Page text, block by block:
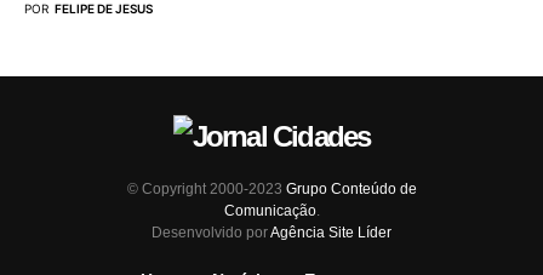
POR FELIPE DE JESUS
© Copyright 2000-2023 Grupo Conteúdo de
Comunicação.
Desenvolvido porAgência Site Líder